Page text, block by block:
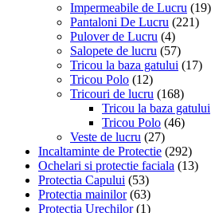
Impermeabile de Lucru (19)
Pantaloni De Lucru (221)
Pulover de Lucru (4)
Salopete de lucru (57)
Tricou la baza gatului (17)
Tricou Polo (12)
Tricouri de lucru (168)
Tricou la baza gatului
Tricou Polo (46)
Veste de lucru (27)
Incaltaminte de Protectie (292)
Ochelari si protectie faciala (13)
Protectia Capului (53)
Protectia mainilor (63)
Protectia Urechilor (1)